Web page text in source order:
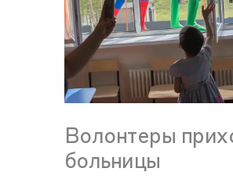
Волонтеры
больницы